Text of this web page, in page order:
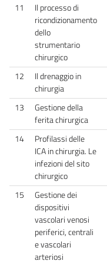
11
Il processo di
ricondizionamento
dello
strumentario
chirurgico
12
Il drenaggio in
chirurgia
13
Gestione della
ferita chirurgica
14
Profilassi delle
ICA in chirurgia. Le
infezioni del sito
chirurgico
15
Gestione dei
dispositivi
vascolari venosi
periferici, centrali
e vascolari
arteriosi